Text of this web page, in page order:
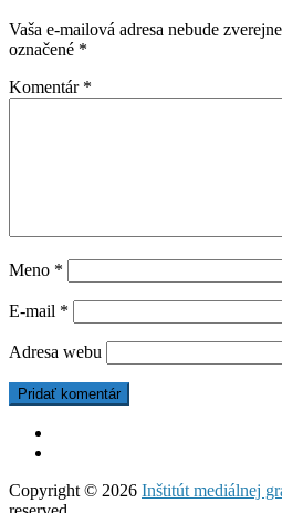
Vaša e-mailová adresa nebude
označené *
Komentár *
Meno *
E-mail *
Adresa webu
Copyright © 2026 Inštitút mediálnej